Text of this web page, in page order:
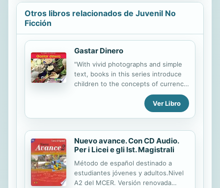
Otros libros relacionados de Juvenil No
Ficción
Gastar Dinero
"With vivid photographs and simple
text, books in this series introduce
children to the concepts of currency,
exchange, and global diversity. In
this book, children learn how people
spend money on goods and services
Ver Libro
Nuevo avance. Con CD Audio.
Per i Licei e gli Ist. Magistrali
Método de español destinado a
estudiantes jóvenes y adultos.Nivel
A2 del MCER. Versión renovada